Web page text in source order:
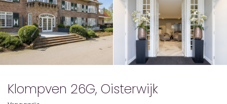
Klompven 26G, Oisterwijk